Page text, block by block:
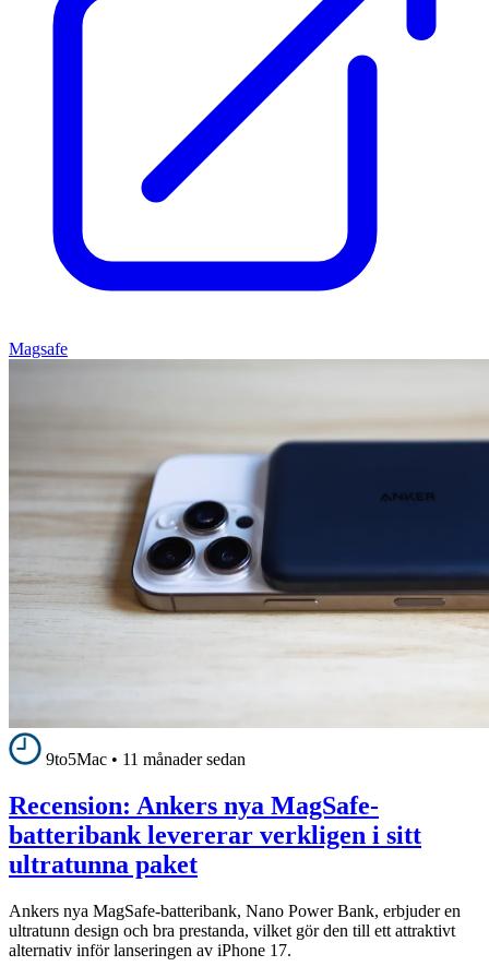
Magsafe
9to5Mac • 11 månader sedan
Recension: Ankers nya MagSafe-
batteribank levererar verkligen i sitt
ultratunna paket
Ankers nya MagSafe-batteribank, Nano Power Bank, erbjuder en
ultratunn design och bra prestanda, vilket gör den till ett attraktivt
alternativ inför lanseringen av iPhone 17.